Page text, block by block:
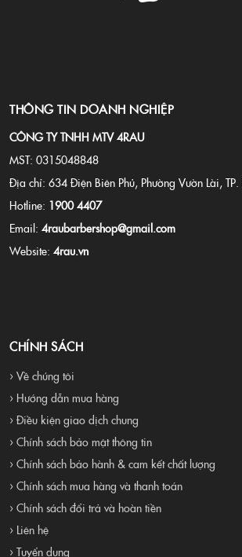
THÔNG TIN DOANH NGHIỆP
CÔNG TY TNHH MTV 4RAU
MST: 0315048848
Địa chỉ: 634 Điện Biên Phủ, Phường Vườn Lài,
Hotline: 1900 4407
Email: 4raubarbershop@gmail.com
Website: 4rau.vn
CHÍNH SÁCH
› Về chúng tôi
› Hướng dẫn mua hàng
› Điều kiện giao dịch chung
› Chính sách bảo mật thông tin
› Chính sách bảo hành & cam kết chất lượng
› Chính sách mua hàng và thanh toán
› Chính sách đổi trả và hoàn tiền
› Liên hệ
› Tuyển dụng